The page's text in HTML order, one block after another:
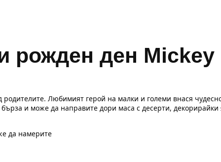
рожден ден Mickey
Любимият герой на малки и големи внася
и може да направите дори маса с десерти,
да намерите